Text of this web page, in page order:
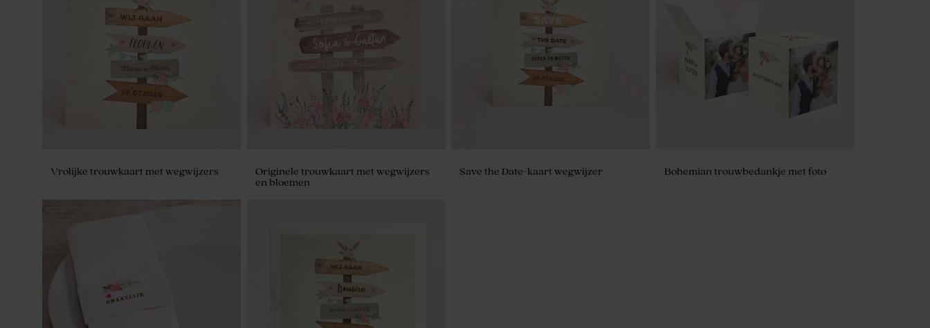
Vrolijke trouwkaart met wegwijzers
Originele trouwkaart met wegwijzers
en bloemen
Save the Date-kaart wegwijzer Bohemian trouwbedankje met foto